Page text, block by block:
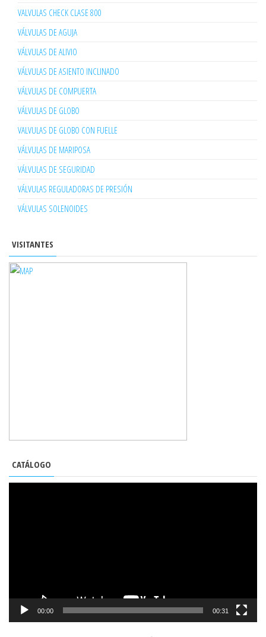
VALVULAS CHECK CLASE 800
VÁLVULAS DE AGUJA
VÁLVULAS DE ALIVIO
VÁLVULAS DE ASIENTO INCLINADO
VÁLVULAS DE COMPUERTA
VÁLVULAS DE GLOBO
VALVULAS DE GLOBO CON FUELLE
VÁLVULAS DE MARIPOSA
VÁLVULAS DE SEGURIDAD
VÁLVULAS REGULADORAS DE PRESIÓN
VÁLVULAS SOLENOIDES
VISITANTES
CATÁLOGO
00:00 00:31